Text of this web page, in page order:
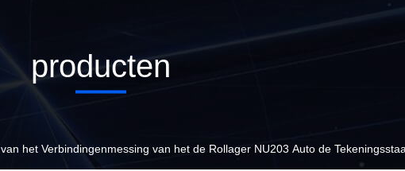
producten
het Verbindingenmessing van het de Rollager NU203 Auto de